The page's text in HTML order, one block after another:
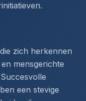
zich herkennen
mensgerichte
een stevige